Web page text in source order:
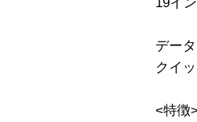
デー
クイ
<特徴